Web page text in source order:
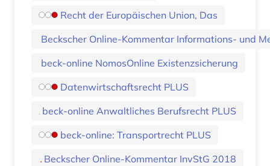
Recht der Europäischen Union, Das
Beckscher Online-Kommentar Informations- und
beck-online NomosOnline Existenzsicherung
Datenwirtschaftsrecht PLUS
beck-online Anwaltliches Berufsrecht PLUS
beck-online: Transportrecht PLUS
Beckscher Online-Kommentar InvStG 2018